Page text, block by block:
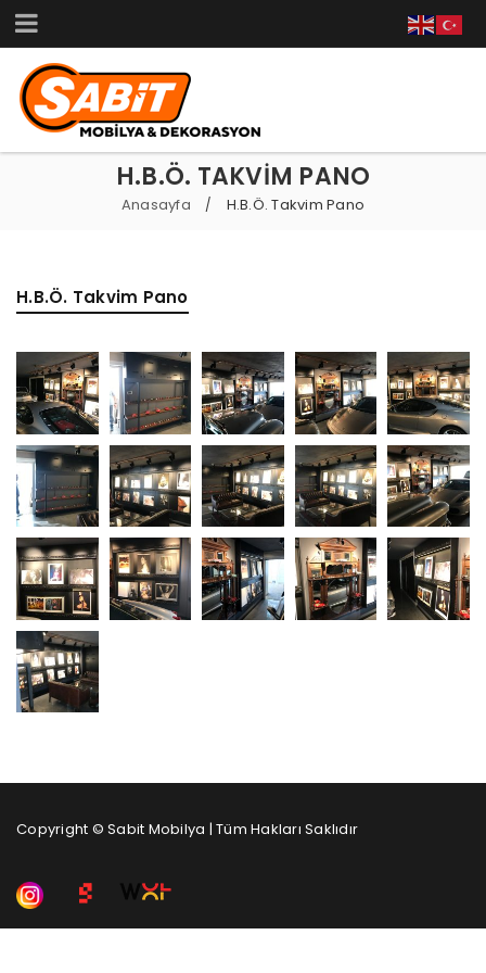
H.B.Ö. TAKVIM PANO
Anasayfa / H.B.Ö. Takvim Pano
H.B.Ö. Takvim Pano
Copyright © Sabit Mobilya | Tüm Hakları Saklıdır